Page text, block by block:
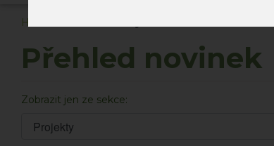
Hlavní strana
Přehled novinek
Zobrazit jen ze sekce: